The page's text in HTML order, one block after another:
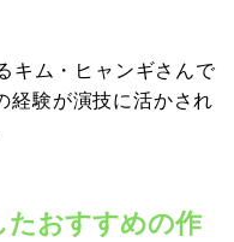
キム・ヒャンギさんで
経験が演技に活かされ
たおすすめの作